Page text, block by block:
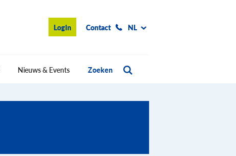
Login Contact NL
Nieuws & Events Zoeken